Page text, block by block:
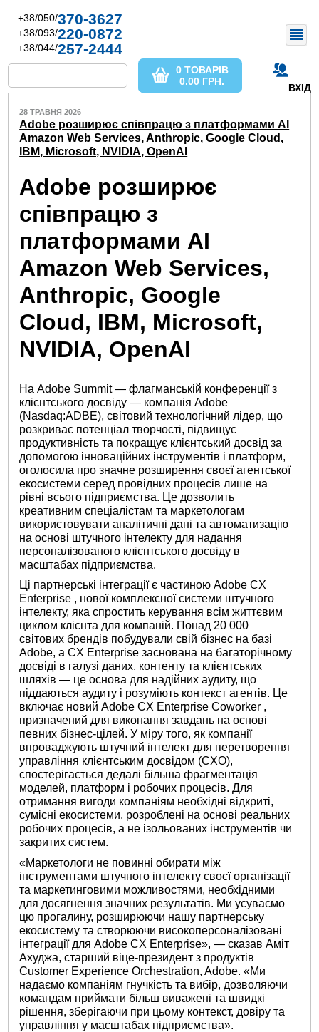
+38/050/370-3627
+38/093/220-0872
+38/044/257-2444
ВХІД
0 ТОВАРІВ
0.00 ГРН.
28 ТРАВНЯ 2026
Adobe розширює співпрацю з платформами AI
Amazon Web Services, Anthropic, Google Cloud,
IBM, Microsoft, NVIDIA, OpenAI
Adobe розширює
співпрацю з
платформами AI
Amazon Web Services,
Anthropic, Google
Cloud, IBM, Microsoft,
NVIDIA, OpenAI
На Adobe Summit — флагманській конференції з
клієнтського досвіду — компанія Adobe
(Nasdaq:ADBE), світовий технологічний лідер, що
розкриває потенціал творчості, підвищує
продуктивність та покращує клієнтський досвід за
допомогою інноваційних інструментів і платформ,
оголосила про значне розширення своєї агентської
екосистеми серед провідних процесів лише на
рівні всього підприємства. Це дозволить
креативним спеціалістам та маркетологам
використовувати аналітичні дані та автоматизацію
на основі штучного інтелекту для надання
персоналізованого клієнтського досвіду в
масштабах підприємства.
Ці партнерські інтеграції є частиноюAdobe CX
Enterprise , нової комплексної системи штучного
інтелекту, яка спростить керування всім життєвим
циклом клієнта для компаній. Понад 20 000
світових брендів побудували свій бізнес на базі
Adobe, а CX Enterprise заснована на багаторічному
досвіді в галузі даних, контенту та клієнтських
шляхів — це основа для надійних аудиту, що
піддаються аудиту і розуміють контекст агентів. Це
включає новийAdobe CX Enterprise Coworker ,
призначений для виконання завдань на основі
певних бізнес-цілей. У міру того, як компанії
впроваджують штучний інтелект для перетворення
управління клієнтським досвідом (CXO),
спостерігається дедалі більша фрагментація
моделей, платформ і робочих процесів. Для
отримання вигоди компаніям необхідні відкриті,
сумісні екосистеми, розроблені на основі реальних
робочих процесів, а не ізольованих інструментів чи
закритих систем.
«Маркетологи не повинні обирати між
інструментами штучного інтелекту своєї організації
та маркетинговими можливостями, необхідними
для досягнення значних результатів. Ми усуваємо
цю прогалину, розширюючи нашу партнерську
екосистему та створюючи високоперсоналізовані
інтеграції для Adobe CX Enterprise», — сказав Аміт
Ахуджа, старший віце-президент з продуктів
Customer Experience Orchestration, Adobe. «Ми
надаємо компаніям гнучкість та вибір, дозволяючи
командам приймати більш виважені та швидкі
рішення, зберігаючи при цьому контекст, довіру та
управління у масштабах підприємства».